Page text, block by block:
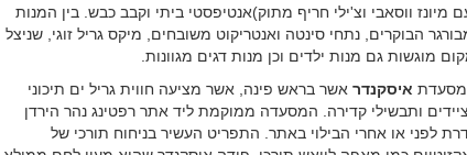
מיונז ווסאבי וצ'ילי חריף מתוק)אנטיפסטי ביתי וקבב כבש. בין המנות
הבוקרים, נתחי סינטה ואנטריקוט משובחים, מיקס גריל זוגי, שניצל
מוגשות גם מנות ילדים וכן מנות דגים מגוונות.
מסעדת איסקנדראשר בראש פינה, אשר מציעה חווית גריל ים תיכוני
ותבשילי קדירה. המסעדה ממוקמת ליד אתר רפטינג נהר הירדן
לפני או אחרי הבילוי באתר. התפריט העשיר בניחוח תורכי של